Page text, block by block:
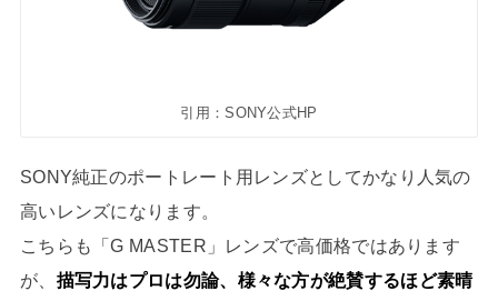
引用：SONY公式HP
SONY純正のポートレート用レンズとしてかなり人気の
高いレンズになります。
こちらも「G MASTER」レンズで高価格ではあります
が、 描写力はプロは勿論、様々な方が絶賛するほど素晴